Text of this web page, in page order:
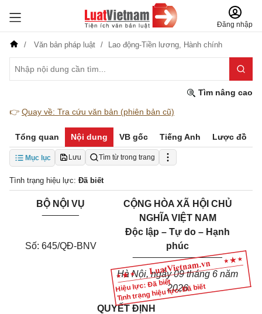
Đăng nhập
Văn bản pháp luật Lao động-Tiền lương, Hành chính
Tìm nâng cao
👉 Quay về: Tra cứu văn bản (phiên bản cũ)
Tổng quan Nội dung VB gốc Tiếng Anh Lược đồ
Mục lục Lưu Tìm từ trong trang
Tình trạng hiệu lực: Đã biết
Hiệu lực: Đã biết
Tình trạng hiệu lực: Đã biết
BỘ NỘI VỤ
_______
Số: 645/QĐ-BNV
CỘNG HÒA XÃ HỘI CHỦ
NGHĨA VIỆT NAM
Độc lập – Tự do – Hạnh
phúc
_________________
Hà Nội, ngày 09 tháng 6 năm
2026
QUYẾT ĐỊNH